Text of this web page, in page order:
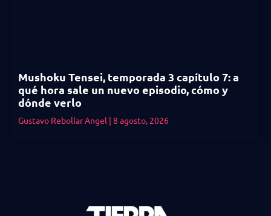
Mushoku Tensei, temporada 3 capítulo 7: a
qué hora sale un nuevo episodio, cómo y
dónde verlo
Gustavo Rebollar Angel 8 agosto, 2026